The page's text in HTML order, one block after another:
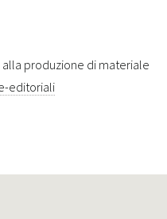
produzione di materiale
editoriali